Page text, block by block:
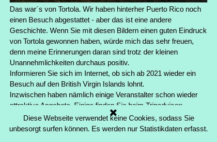
Das war´s von Tortola. Wir haben hinterher Puerto Rico noch
einen Besuch abgestattet - aber das ist eine andere
Geschichte. Wenn Sie mit diesen Bildern einen guten Eindruck
von Tortola gewonnen haben, würde mich das sehr freuen,
denn meine Erinnerungen daran sind trotz der kleinen
Unannehmlichkeiten durchaus positiv.
Informieren Sie sich im Internet, ob sich ab 2021 wieder ein
Besuch auf den British Virgin Islands lohnt.
Inzwischen haben nämlich einige Veranstalter schon wieder
attraktive Angebote. Einige finden Sie beim Tripadvisor:
https://www.tripadvisor.de/Attractions-g147354-Activities-
Tortola_British_Virgin_Islands.html. Dazu gibt es eine positive
Diese Webseite verwendet keine Cookies, sodass Sie
unbesorgt surfen können. Es werden nur Statistikdaten erfasst.